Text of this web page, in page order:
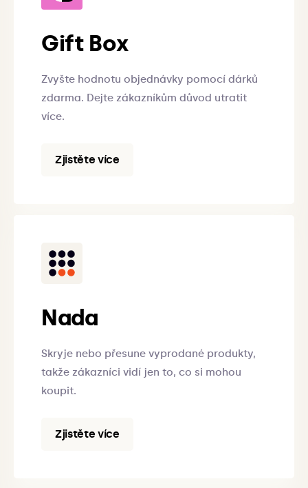
Gift Box
Zvyšte hodnotu objednávky pomocí dárků
zdarma. Dejte zákazníkům důvod utratit
více.
Zjistěte více
Nada
Skryje nebo přesune vyprodané produkty,
takže zákazníci vidí jen to, co si mohou
koupit.
Zjistěte více